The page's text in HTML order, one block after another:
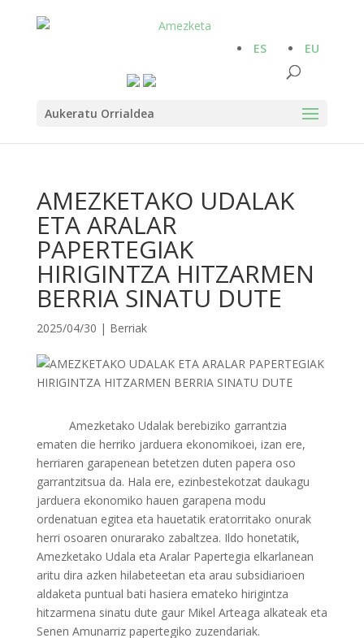
Aukeratu Orrialdea
ES EU
AMEZKETAKO UDALAK
ETA ARALAR
PAPERTEGIAK
HIRIGINTZA HITZARMEN
BERRIA SINATU DUTE
2025/04/30 | Berriak
Amezketako Udalak berebiziko garrantzia
ematen die herriko jarduera ekonomikoei, izan ere,
herriaren garapenean betetzen duten papera oso
garrantzitsua da. Hala ere, ezinbestekotzat daukagu
jarduera ekonomiko hauen garapena modu
ordenatuan egitea eta hauetatik eratorritako onurak
herri osoaren onurarako zabaltzea. Ildo honetatik,
Amezketako Udala eta Aralar Papertegia elkarlanean
aritu dira azken hilabeteetan eta arau subsidiarioen
aldaketa puntual bati hasiera emateko hirigintza
hitzarmena sinatu dute gaur Mikel Arteaga alkateak eta
Senen Amunarriz papertegiko zuzendariak.